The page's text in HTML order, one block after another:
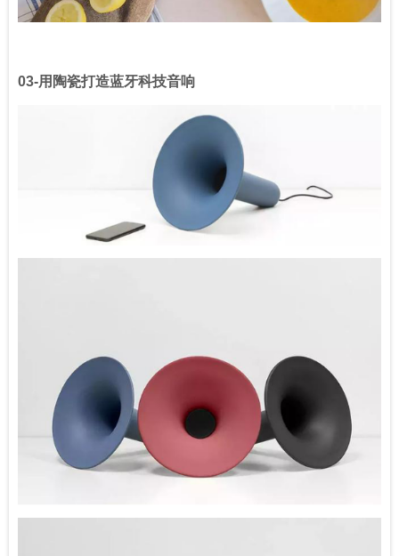
03-用陶瓷打造蓝牙科技音响